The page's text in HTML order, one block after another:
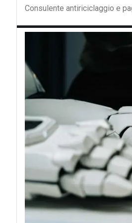
Consulente antiriciclaggio e